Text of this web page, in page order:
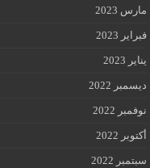
مارس 2023
فبراير 2023
يناير 2023
ديسمبر 2022
نوفمبر 2022
أكتوبر 2022
سبتمبر 2022